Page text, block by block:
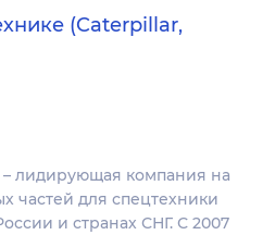
(Caterpillar,
лидирующая компания на
частей для спецтехники
и странах СНГ. С 2007